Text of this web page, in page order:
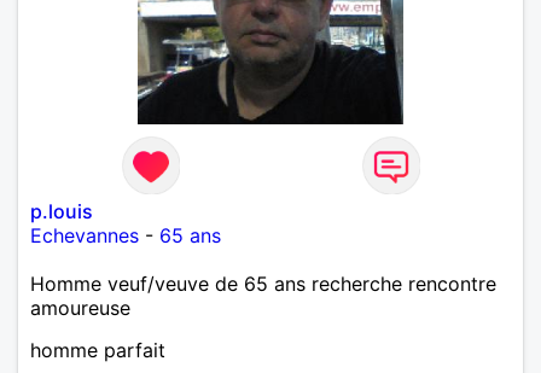
p.louis
Echevannes - 65 ans
Homme veuf/veuve de 65 ans recherche rencontre
amoureuse
homme parfait